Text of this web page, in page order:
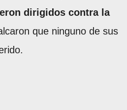
dirigidos contra la
que ninguno de sus